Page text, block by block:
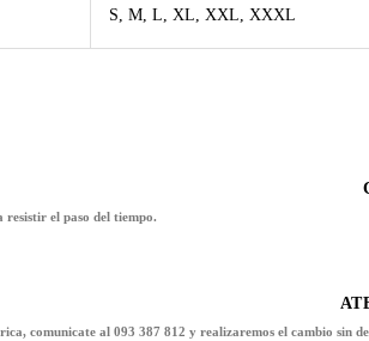
S, M, L, XL, XXL, XXXL
resistir el paso del tiempo.
comunicate al 093 387 812 y realizaremos el cambio sin